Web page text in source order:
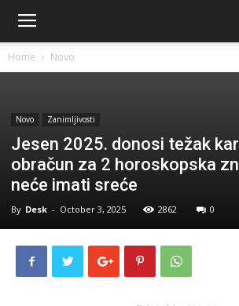
Home Novo
Novo Zanimljivosti
Jesen 2025. donosi težak
obračun za 2 horoskopska
neće imati sreće
By Desk - October 3, 2025 2862 0